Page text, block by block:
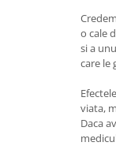
Bomboane,
Biscuiti si
Zahar si indulcitori
o cale
si a
care le
viata,
Daca